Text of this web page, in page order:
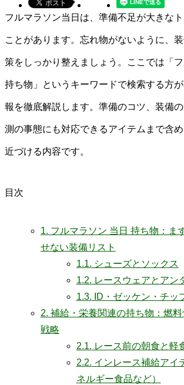
フルマラソン当日は、準備不足が大きな
ことがあります。忘れ物がないように、
策をしっかり整えましょう。ここでは「
持ち物」というキーワードで検索する方
報を徹底解説します。準備のコツ、装備
測の事態にも対応できるアイテムまで含
近づける内容です。
目次
1. フルマラソン 当日 持ち物：ま
せない装備リスト
1.1. シューズとソックス
1.2. レースウェアとアン
1.3. ID・ゼッケン・チッ
2. 補給・栄養関連の持ち物：燃
戦略
2.1. レース前の朝食と軽
2.2. インレース補給アイ
ネルギー食品など）